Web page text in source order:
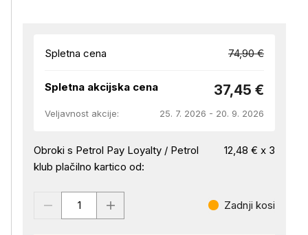
Spletna cena 74,90 €
Spletna akcijska cena 37,45 €
Veljavnost akcije: 25. 7. 2026 - 20. 9. 2026
Obroki s Petrol Pay Loyalty / Petrol
klub plačilno kartico od:
12,48 € x 3
Zadnji kosi